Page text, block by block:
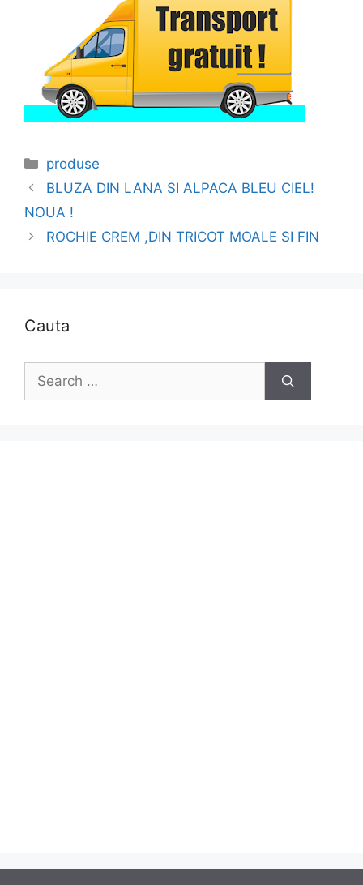
Categories
produse
BLUZA DIN LANA SI ALPACA BLEU CIEL!
NOUA !
ROCHIE CREM ,DIN TRICOT MOALE SI FIN
Cauta
Search
for: